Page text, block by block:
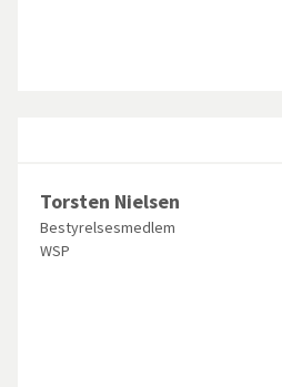
Torsten Nielsen
Bestyrelsesmedlem
WSP